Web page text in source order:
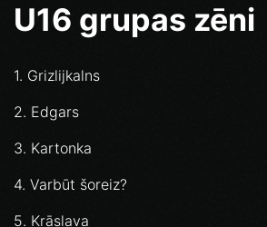
U16 grupas zēni
1. Grizlijkalns
2. Edgars
3. Kartonka
4. Varbūt šoreiz?
5. Krāslava